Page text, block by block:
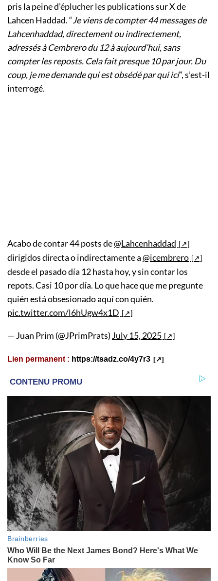
pris la peine d’éplucher les publications sur X de
Lahcen Haddad. “Je viens de compter 44 messages de
Lahcenhaddad, directement ou indirectement,
adressés à Cembrero du 12 à aujourd’hui, sans
compter les reposts. Cela fait presque 10 par jour. Du
coup, je me demande qui est obsédé par qui ici”, s’est-il
interrogé.
Acabo de contar 44 posts de@Lahcenhaddad
dirigidos directa o indirectamente a@icembrero
desde el pasado día 12 hasta hoy, y sin contar los
repots. Casi 10 por día. Lo que hace que me pregunte
quién está obsesionado aquí con quién.
pic.twitter.com/l6hUgw4x1D
— Juan Prim (@JPrimPrats) July 15, 2025
Lien permanent : https://tsadz.co/4y7r3